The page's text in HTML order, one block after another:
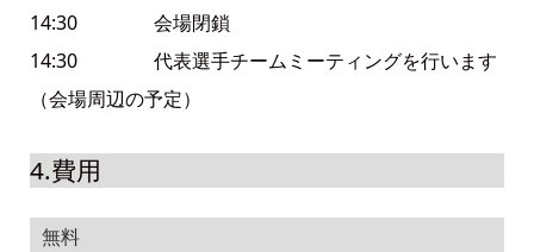
14:30 会場閉鎖
14:30 代表選手チームミーティングを行います
（会場周辺の予定）
4.費用
無料